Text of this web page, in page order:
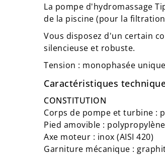
La pompe d'hydromassage
de la piscine (pour la
Vous disposez d'un certain
silencieuse et robuste.
Tension : monophasée
Caractéristiques
CONSTITUTION
Corps de pompe et turbine :
Pied amovible :
Axe moteur : inox (AISI 420)
Garniture mécanique :